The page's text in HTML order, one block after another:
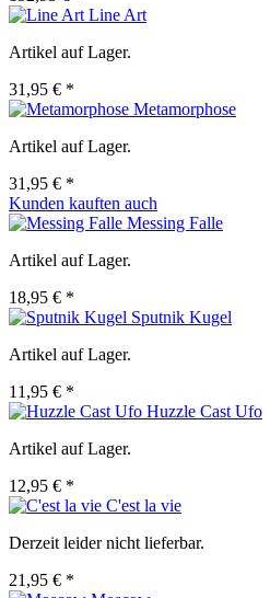
Line Art
Artikel auf Lager.
31,95 € *
Metamorphose
Artikel auf Lager.
31,95 € *
Kunden kauften auch
Messing Falle
Artikel auf Lager.
18,95 € *
Sputnik Kugel
Artikel auf Lager.
11,95 € *
Huzzle Cast Ufo
Artikel auf Lager.
12,95 € *
C'est la vie
Derzeit leider nicht lieferbar.
21,95 € *